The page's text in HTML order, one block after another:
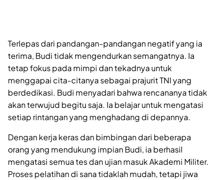
Terlepas dari pandangan-pandangan negatif yang ia
terima, Budi tidak mengendurkan semangatnya. Ia
tetap fokus pada mimpi dan tekadnya untuk
menggapai cita-citanya sebagai prajurit TNI yang
berdedikasi. Budi menyadari bahwa rencananya tidak
akan terwujud begitu saja. Ia belajar untuk mengatasi
setiap rintangan yang menghadang di depannya.
Dengan kerja keras dan bimbingan dari beberapa
orang yang mendukung impian Budi, ia berhasil
mengatasi semua tes dan ujian masuk Akademi Militer.
Proses pelatihan di sana tidaklah mudah, tetapi jiwa